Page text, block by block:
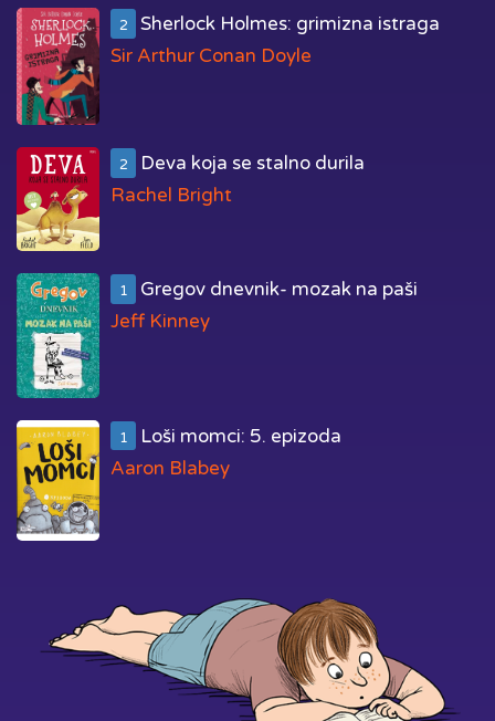
2
Sherlock Holmes: grimizna istraga
Sir Arthur Conan Doyle
2
Deva koja se stalno durila
Rachel Bright
1
Gregov dnevnik- mozak na paši
Jeff Kinney
1
Loši momci: 5. epizoda
Aaron Blabey